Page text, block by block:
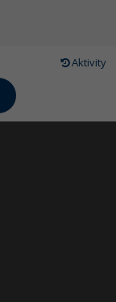
Aktivity